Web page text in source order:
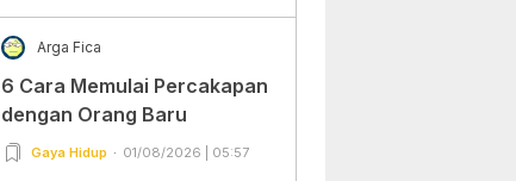
Arga Fica
6 Cara Memulai Percakapan
dengan Orang Baru
Gaya Hidup 01/08/2026 | 05:57